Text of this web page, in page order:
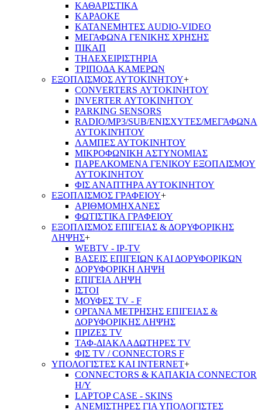
ΚΑΘΑΡΙΣΤΙΚΑ
ΚΑΡΑΟΚΕ
ΚΑΤΑΝΕΜΗΤΕΣ AUDIO-VIDEO
ΜΕΓΑΦΩΝΑ ΓΕΝΙΚΗΣ ΧΡΗΣΗΣ
ΠΙΚΑΠ
ΤΗΛΕΧΕΙΡΙΣΤΗΡΙΑ
ΤΡΙΠΟΔΑ ΚΑΜΕΡΩΝ
ΕΞΟΠΛΙΣΜΟΣ ΑΥΤΟΚΙΝΗΤΟΥ+
CONVERTERS ΑΥΤΟΚΙΝΗΤΟΥ
INVERTER ΑΥΤΟΚΙΝΗΤΟΥ
PARKING SENSORS
RADIO/MP3/SUB/ΕΝΙΣΧΥΤΕΣ/ΜΕΓΆΦΩΝΑ
ΑΥΤΟΚΙΝΉΤΟΥ
ΛΑΜΠΕΣ ΑΥΤΟΚΙΝΗΤΟΥ
ΜΙΚΡΟΦΩΝΙΚΗ ΑΣΤΥΝΟΜΙΑΣ
ΠΑΡΕΛΚΟΜΕΝΑ ΓΕΝΙΚΟΥ ΕΞΟΠΛΙΣΜΟΥ
ΑΥΤΟΚΙΝΗΤΟΥ
ΦΙΣ ΑΝΑΠΤΗΡΑ ΑΥΤΟΚΙΝΗΤΟΥ
ΕΞΟΠΛΙΣΜΟΣ ΓΡΑΦΕΙΟΥ+
ΑΡΙΘΜΟΜΗΧΑΝΕΣ
ΦΩΤΙΣΤΙΚΑ ΓΡΑΦΕΙΟΥ
ΕΞΟΠΛΙΣΜΟΣ ΕΠΙΓΕΙΑΣ & ΔΟΡΥΦΟΡΙΚΗΣ
ΛΗΨΗΣ+
WEBTV - IP-TV
ΒΑΣΕΙΣ ΕΠΙΓΕΙΩΝ ΚΑΙ ΔΟΡΥΦΟΡΙΚΩΝ
ΔΟΡΥΦΟΡΙΚΗ ΛΗΨΗ
ΕΠΙΓΕΙA ΛΗΨΗ
ΙΣΤΟΙ
ΜΟΥΦΕΣ TV - F
ΟΡΓΑΝΑ ΜΕΤΡΗΣΗΣ ΕΠΙΓΕΙΑΣ &
ΔΟΡΥΦΟΡΙΚΗΣ ΛΗΨΗΣ
ΠΡΙΖΕΣ TV
ΤΑΦ-ΔΙΑΚΛΑΔΩΤΗΡΕΣ TV
ΦΙΣ TV / CONNECTORS F
ΥΠΟΛΟΓΙΣΤΕΣ ΚΑΙ INTERNET+
CONNECTORS & ΚΑΠΑΚΙΑ CONNECTOR
Η/Υ
LAPTOP CASE - SKINS
ΑΝΕΜΙΣΤΗΡΕΣ ΓΙΑ ΥΠΟΛΟΓΙΣΤΕΣ